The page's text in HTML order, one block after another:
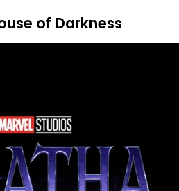
of Darkness